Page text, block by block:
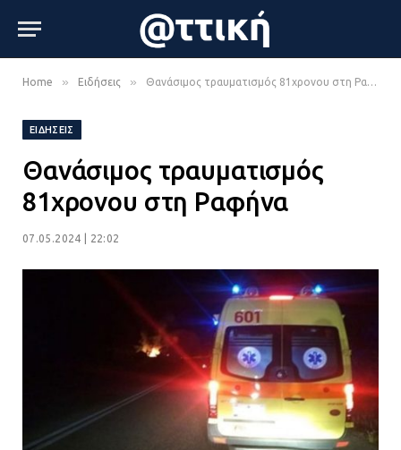
Home » Ειδήσεις » Θανάσιμος τραυματισμός 81χρονου στη Ραφήνα
ΕΙΔΉΣΕΙΣ
Θανάσιμος τραυματισμός
81χρονου στη Ραφήνα
07.05.2024 | 22:02